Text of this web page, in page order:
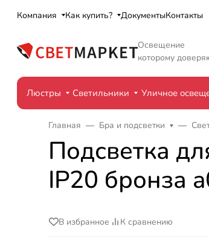
Компания Как купить? ДокументыКонтакты
Освещение
которому
Люстры Светильники Уличное
Главная Бра и подсветки
Подсветка
IP20 бронза
В избранное К сравнению